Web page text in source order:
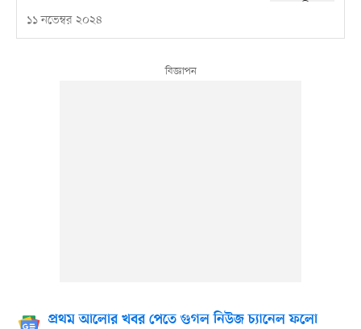
১১ নভেম্বর ২০২৪
প্রথম আলোর খবর পেতে গুগল নিউজ চ্যানেল ফলো